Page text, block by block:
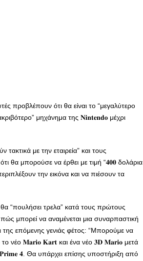
προβλέπουν ότι θα είναι το “μεγαλύτερο
μηχάνημα της 𝐍𝐢𝐧𝐭𝐞𝐧𝐝𝐨 μέχρι
με την εταιρεία” και τους
θα μπορούσε να έρθει με τιμή “𝟒𝟎𝟎 δολάρια
την εικόνα και να πιέσουν τα
θα “πουλήσει τρελα” κατά τους πρώτους
μπορεί να αναμένεται μια συναρπαστική
της επόμενης γενιάς φέτος: “Μπορούμε να
νέο 𝐌𝐚𝐫𝐢𝐨 𝐊𝐚𝐫𝐭 και ένα νέο 𝟑𝐃 𝐌𝐚𝐫𝐢𝐨 μετά
𝟒. Θα υπάρχει επίσης υποστήριξη από